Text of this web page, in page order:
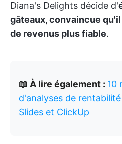
Diana's Delights décide d'
gâteaux, convaincue
de revenus plus fiable.
📖 À lire également : 10
d'analyses de
Slides et ClickUp